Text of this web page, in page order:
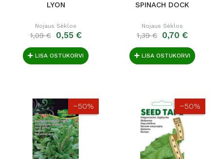
LYON
Nojaus Sėklos
1,09 € 0,55 €
LISA OSTUKORVI
SPINACH DOCK
Nojaus Sėklos
1,39 € 0,70 €
LISA OSTUKORVI
−50% −50%